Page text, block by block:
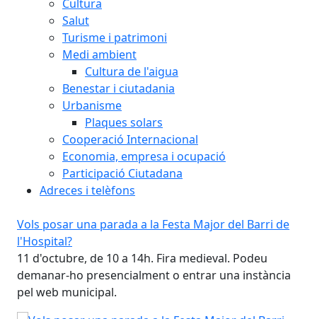
Cultura
Salut
Turisme i patrimoni
Medi ambient
Cultura de l'aigua
Benestar i ciutadania
Urbanisme
Plaques solars
Cooperació Internacional
Economia, empresa i ocupació
Participació Ciutadana
Adreces i telèfons
Vols posar una parada a la Festa Major del Barri de
l'Hospital?
11 d'octubre, de 10 a 14h. Fira medieval. Podeu
demanar-ho presencialment o entrar una instància
pel web municipal.